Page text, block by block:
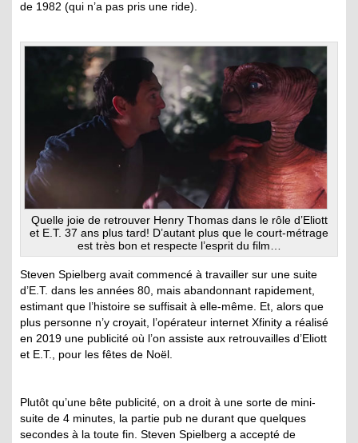
de 1982 (qui n’a pas pris une ride).
Quelle joie de retrouver Henry Thomas dans le rôle d’Eliott
et E.T. 37 ans plus tard! D’autant plus que le court-métrage
est très bon et respecte l’esprit du film…
Steven Spielberg avait commencé à travailler sur une suite
d’E.T. dans les années 80, mais abandonnant rapidement,
estimant que l’histoire se suffisait à elle-même. Et, alors que
plus personne n’y croyait, l’opérateur internet Xfinity a réalisé
en 2019 une publicité où l’on assiste aux retrouvailles d’Eliott
et E.T., pour les fêtes de Noël.
Plutôt qu’une bête publicité, on a droit à une sorte de mini-
suite de 4 minutes, la partie pub ne durant que quelques
secondes à la toute fin. Steven Spielberg a accepté de